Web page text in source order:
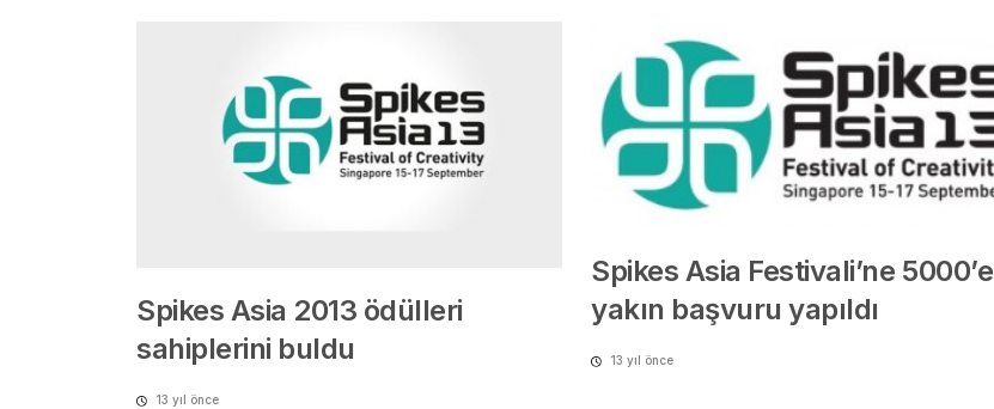
Spikes Asia 2013 ödülleri
sahiplerini buldu
13 yıl önce
Spikes Asia Festivali’ne 5000’e
yakın başvuru yapıldı
13 yıl önce